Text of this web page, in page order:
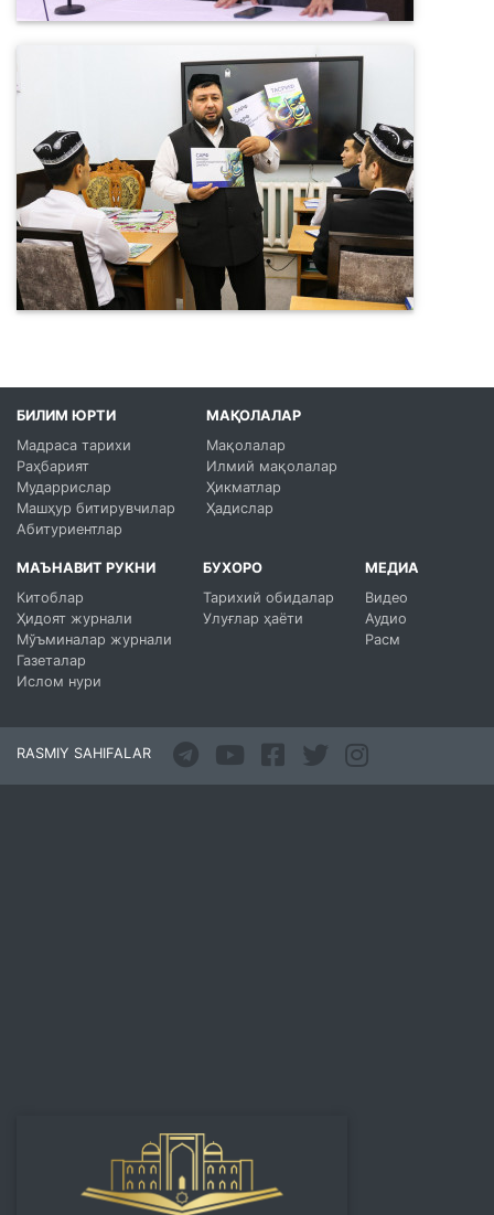
БИЛИМ ЮРТИ
Мадраса тарихи
Раҳбарият
Мударрислар
Машҳур битирувчилар
Абитуриентлар
МАҚОЛАЛАР
Мақолалар
Илмий мақолалар
Ҳикматлар
Ҳадислар
МАЪНАВИТ РУКНИ
Китоблар
Ҳидоят журнали
Мўъминалар журнали
Газеталар
Ислом нури
БУХОРО
Тарихий обидалар
Улуғлар ҳаёти
МЕДИА
Видео
Аудио
Расм
RASMIY SAHIFALAR